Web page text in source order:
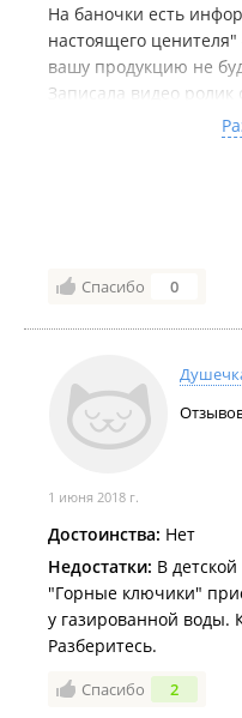
На баночки есть
настоящего
вашу продукцию не
Записала видео
оказалось,
позволяете
Спасибо 0
1 июня 2018 г.
Достоинства: Нет
Недостатки: В
"Горные ключики"
у газированной воды.
Разберитесь.
Спасибо 2